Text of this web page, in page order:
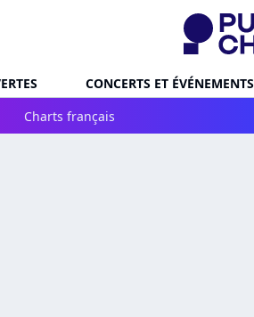
CONCERTS ET ÉVÉNEMENTS
Charts français